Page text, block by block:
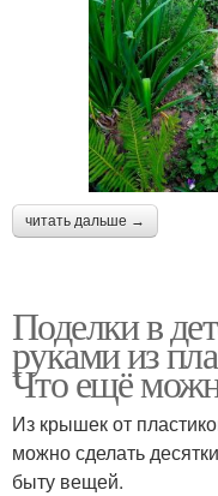
читать дальше →
Поделки в
руками из
Что ещё
Из крышек от
можно сделать
быту вещей.